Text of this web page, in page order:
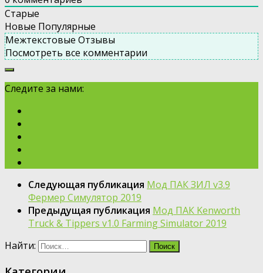
Старые
Новые Популярные
Межтекстовые Отзывы
Посмотреть все комментарии
Следите за нами:
Следующая публикация Мод ПАК ЗИЛ v3.9
Фермер Симулятор 2019
Предыдущая публикация Мод ПАК Kenworth
Truck & Tippers v1.0 Farming Simulator 2019
Найти: